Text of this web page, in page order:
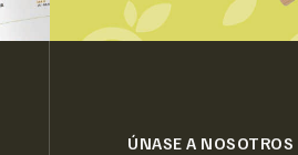
ÚNASE A NOSOTROS